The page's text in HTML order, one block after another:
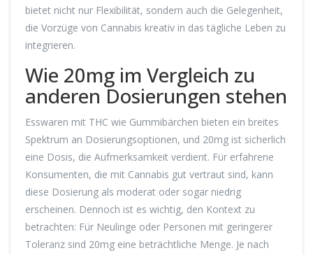
bietet nicht nur Flexibilität, sondern auch die Gelegenheit,
die Vorzüge von Cannabis kreativ in das tägliche Leben zu
integrieren.
Wie 20mg im Vergleich zu
anderen Dosierungen stehen
Esswaren mit THC wie Gummibärchen bieten ein breites
Spektrum an Dosierungsoptionen, und 20mg ist sicherlich
eine Dosis, die Aufmerksamkeit verdient. Für erfahrene
Konsumenten, die mit Cannabis gut vertraut sind, kann
diese Dosierung als moderat oder sogar niedrig
erscheinen. Dennoch ist es wichtig, den Kontext zu
betrachten: Für Neulinge oder Personen mit geringerer
Toleranz sind 20mg eine beträchtliche Menge. Je nach